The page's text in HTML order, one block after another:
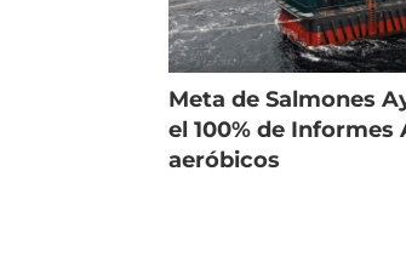
Meta de Salmones
el 100% de Informes
aeróbicos